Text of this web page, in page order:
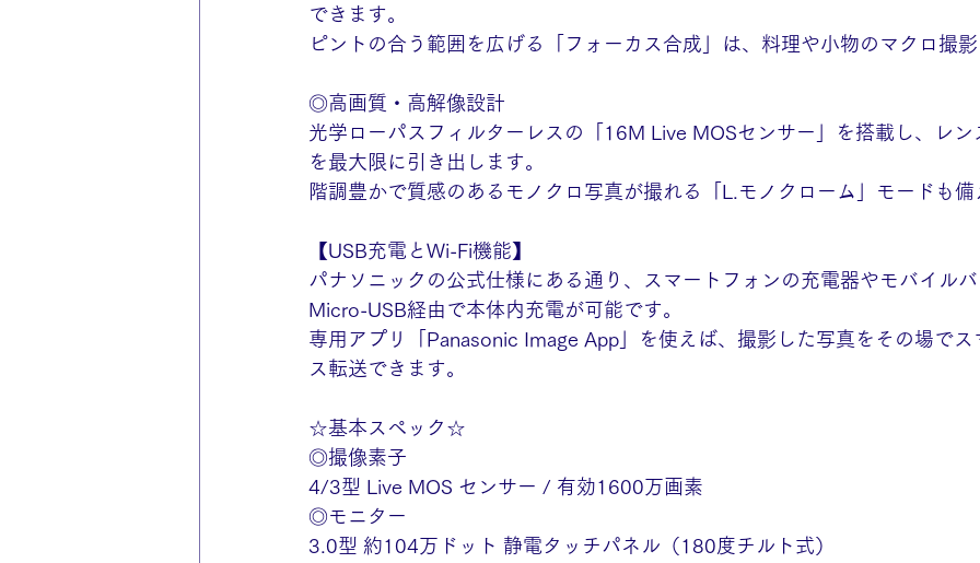
できます。
ピントの合う範囲を広げる「フォーカス合成」は、料理や小物のマクロ撮
◎高画質・高解像設計
光学ローパスフィルターレスの「16M Live MOSセンサー」を搭載し、レン
を最大限に引き出します。
階調豊かで質感のあるモノクロ写真が撮れる「L.モノクローム」モードも
【USB充電とWi-Fi機能】
パナソニックの公式仕様にある通り、スマートフォンの充電器やモバイル
Micro-USB経由で本体内充電が可能です。
専用アプリ「Panasonic Image App」を使えば、撮影した写真をその場でス
ス転送できます。
☆基本スペック☆
◎撮像素子
4/3型 Live MOS センサー / 有効1600万画素
◎モニター
3.0型 約104万ドット 静電タッチパネル（180度チルト式）